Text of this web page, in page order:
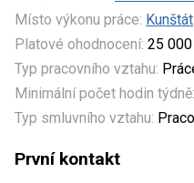
Místo výkonu práce: Kunštát
Platové ohodnocení: 25
Typ pracovního vztahu:
Minimální počet hodin týdně:
Typ smluvního vztahu:
První kontakt